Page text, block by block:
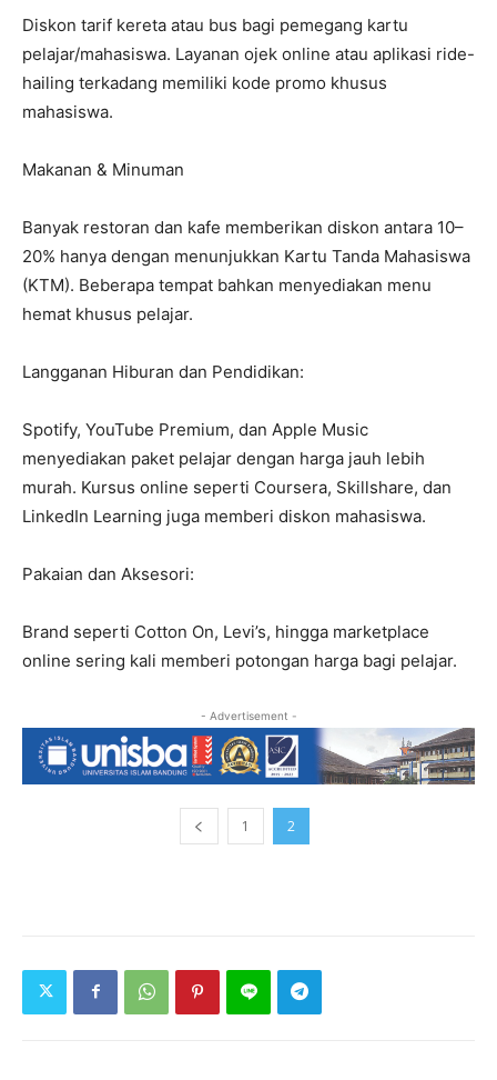
Diskon tarif kereta atau bus bagi pemegang kartu
pelajar/mahasiswa. Layanan ojek online atau aplikasi ride-
hailing terkadang memiliki kode promo khusus
mahasiswa.
Makanan & Minuman
Banyak restoran dan kafe memberikan diskon antara 10–
20% hanya dengan menunjukkan Kartu Tanda Mahasiswa
(KTM). Beberapa tempat bahkan menyediakan menu
hemat khusus pelajar.
Langganan Hiburan dan Pendidikan:
Spotify, YouTube Premium, dan Apple Music
menyediakan paket pelajar dengan harga jauh lebih
murah. Kursus online seperti Coursera, Skillshare, dan
LinkedIn Learning juga memberi diskon mahasiswa.
Pakaian dan Aksesori:
Brand seperti Cotton On, Levi’s, hingga marketplace
online sering kali memberi potongan harga bagi pelajar.
- Advertisement -
1 2